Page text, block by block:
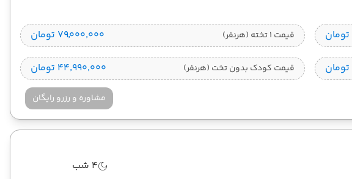
قیمت 1 تخته (هرنفر) ۷۹٬۰۰۰٬۰۰۰ تومان
قیمت کودک بدون تخت (هرنفر) ۴۴٬۹۹۰٬۰۰۰ تومان
مشاوره و رزرو رایگان
4 شب